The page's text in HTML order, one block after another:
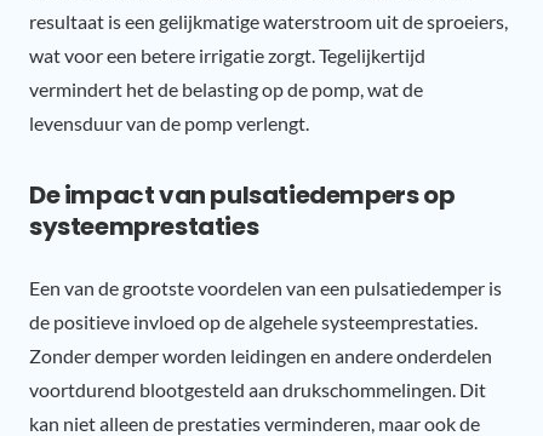
resultaat is een gelijkmatige waterstroom uit de sproeiers,
wat voor een betere irrigatie zorgt. Tegelijkertijd
vermindert het de belasting op de pomp, wat de
levensduur van de pomp verlengt.
De impact van pulsatiedempers op
systeemprestaties
Een van de grootste voordelen van een pulsatiedemper is
de positieve invloed op de algehele systeemprestaties.
Zonder demper worden leidingen en andere onderdelen
voortdurend blootgesteld aan drukschommelingen. Dit
kan niet alleen de prestaties verminderen, maar ook de